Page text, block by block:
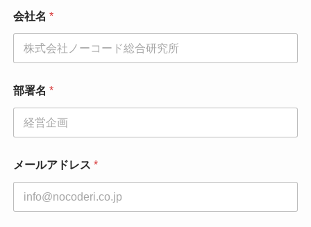
会社名 *
部署名 *
ー
ル
メールアドレス *